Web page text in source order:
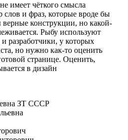
имеет чёткого смысла
слов и фраз, которые вроде бы
конструкции, но какой-
Рыбу используют
разработчики, у которых
но нужно как-то оценить
странице. Оценить,
в дизайн
ЗТ СССР